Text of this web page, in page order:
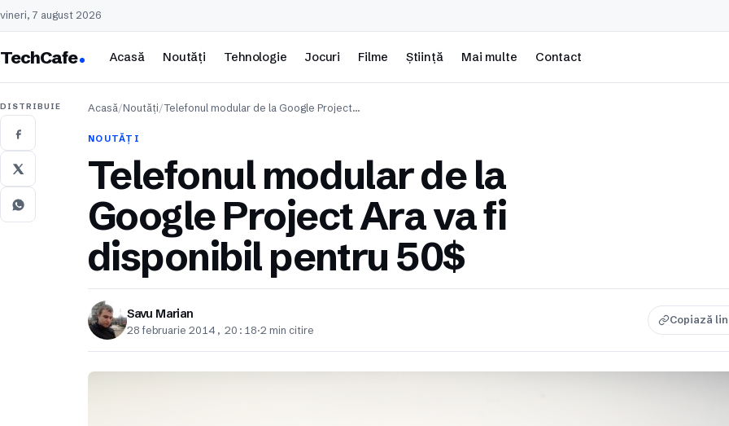
vineri, 7 august 2026
TechCafe Acasă Noutăți Tehnologie Jocuri Filme Știință Mai multe Contact
DISTRIBUIE Acasă/Noutăți/Telefonul modular de la Google Project…
NOUTĂȚI
Telefonul modular de la
Google Project Ara va fi
disponibil pentru 50$
Savu Marian
28 februarie 2014, 20:18·2 min citire
Copiază